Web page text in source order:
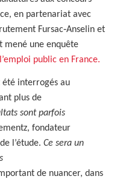
en partenariat avec
Fursac‑Anselin et
mené une enquête
public en France.
été interrogés au
plus de
sont parfois
fondateur
l’étude. Ce sera un
de nuancer, dans